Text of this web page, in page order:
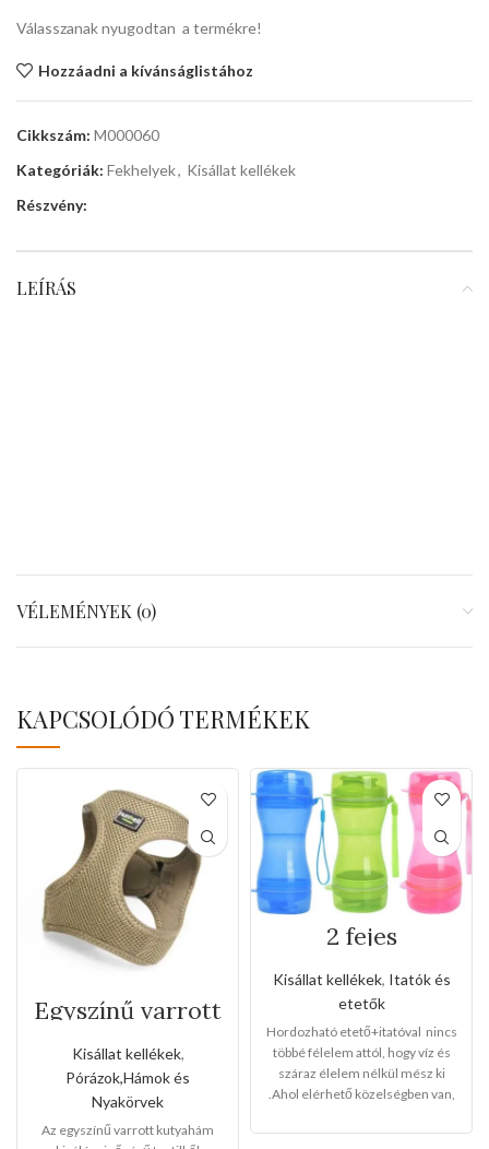
Válasszanak nyugodtan a termékre!
Hozzáadni a kívánságlistához
Cikkszám: M000060
Kategóriák: Fekhelyek, Kisállat kellékek
Részvény:
LEÍRÁS
VÉLEMÉNYEK (0)
KAPCSOLÓDÓ TERMÉKEK
Egyszínű varrott
kutyahám(Közep
es méret)
Kisállat kellékek,
Pórázok,Hámok és
Nyakörvek
Az egyszínű varrott kutyahám
2 fejes
hordozható
etető+itató
Kisállat kellékek, Itatók és
etetők
Hordozható etető+itatóval nincs
többé félelem attól, hogy víz és
száraz élelem nélkül mész ki
.Ahol elérhető közelségben van,
minőség,maximális